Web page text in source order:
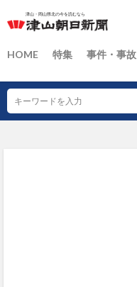
HOME 特集 事件・事故